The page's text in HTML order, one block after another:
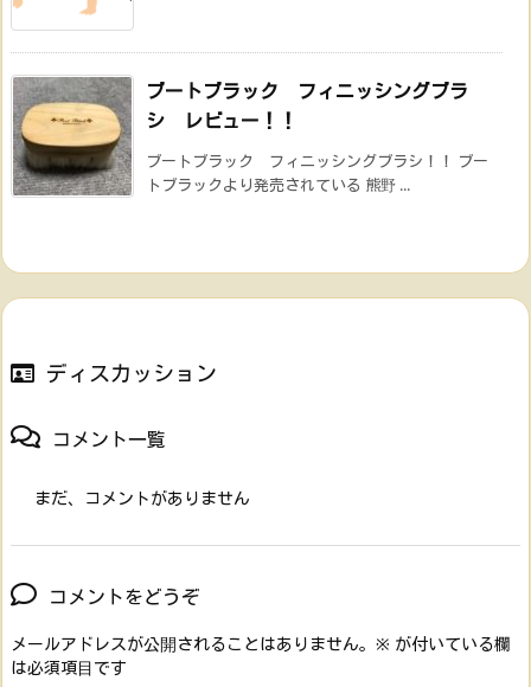
ブートブラック フィニッシングブラ
シ レビュー！！
ブートブラック フィニッシングブラシ！！ ブー
トブラックより発売されている 熊野 ...
ディスカッション
コメント一覧
まだ、コメントがありません
コメントをどうぞ
メールアドレスが公開されることはありません。 ※ が付いている欄
は必須項目です